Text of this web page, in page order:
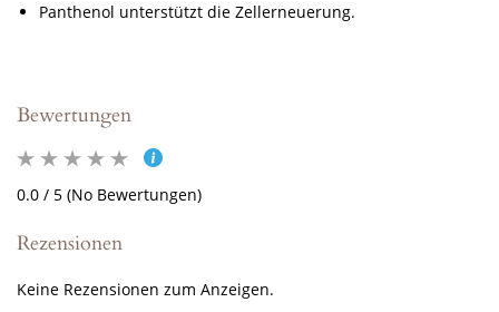
Panthenol unterstützt die Zellerneuerung.
Bewertungen
0.0 / 5 (No Bewertungen)
Rezensionen
Keine Rezensionen zum Anzeigen.